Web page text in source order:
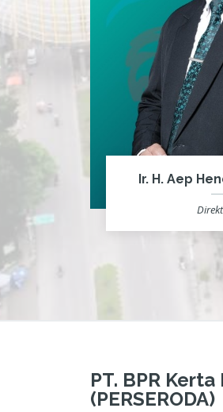
Ir. H. Aep
PT. BPR Kerta
(PERSERODA)